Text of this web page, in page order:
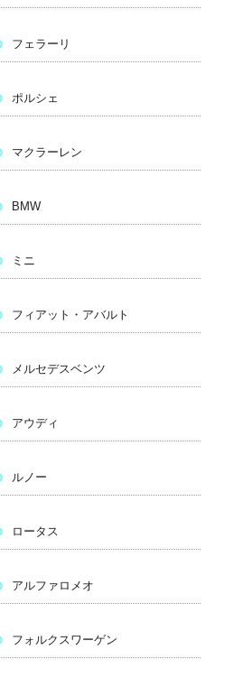
フェラーリ
ポルシェ
マクラーレン
BMW
ミニ
フィアット・アバルト
メルセデスベンツ
アウディ
ルノー
ロータス
アルファロメオ
フォルクスワーゲン